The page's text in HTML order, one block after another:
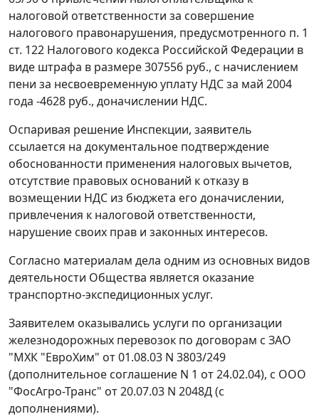
налоговой ответственности за совершение
налогового правонарушения, предусмотренного п. 1
ст. 122 Налогового кодекса Российской Федерации в
виде штрафа в размере 307556 руб., с начислением
пени за несвоевременную уплату НДС за май 2004
года -4628 руб., доначислении НДС.
Оспаривая решение Инспекции, заявитель
ссылается на документальное подтверждение
обоснованности применения налоговых вычетов,
отсутствие правовых оснований к отказу в
возмещении НДС из бюджета его доначислении,
привлечения к налоговой ответственности,
нарушение своих прав и законных интересов.
Согласно материалам дела одним из основных видов
деятельности Общества является оказание
транспортно-экспедиционных услуг.
Заявителем оказывались услуги по организации
железнодорожных перевозок по договорам с ЗАО
"МХК "ЕвроХим" от 01.08.03 N 3803/249
(дополнительное соглашение N 1 от 24.02.04), с ООО
"ФосАгро-Транс" от 20.07.03 N 2048Д (с
дополнениями).